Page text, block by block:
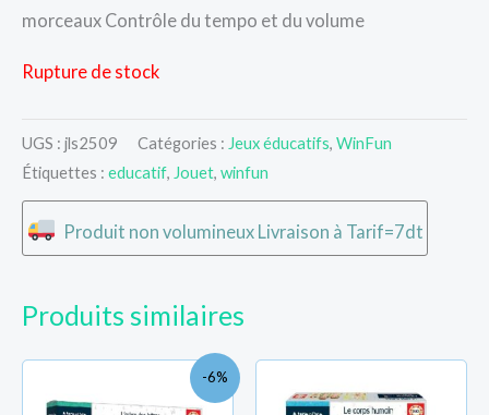
morceaux Contrôle du tempo et du volume
Rupture de stock
UGS : jls2509 Catégories : Jeux éducatifs, WinFun
Étiquettes : educatif, Jouet, winfun
Produit non volumineux Livraison à Tarif=7dt
Produits similaires
-6%
initial
Le
prix